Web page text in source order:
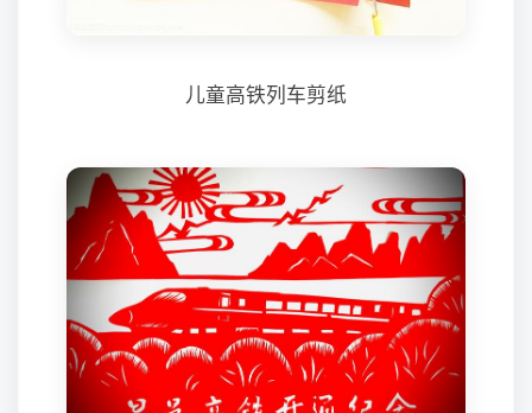
儿童高铁列车剪纸